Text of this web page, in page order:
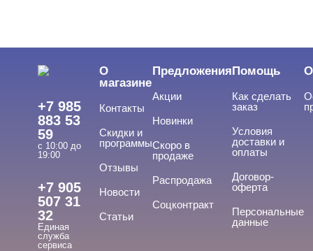
+7 985
883 53
59
с 10:00 до
19:00
+7 905
507 31
32
Единая
служба
сервиса
О
магазине
Контакты
Скидки и
программы
Отзывы
Новости
Статьи
Предложения
Акции
Новинки
Скоро в
продаже
Распродажа
Соцконтракт
Помощь
Как сделать
заказ
Условия
доставки и
оплаты
Договор-
оферта
Персональные
данные